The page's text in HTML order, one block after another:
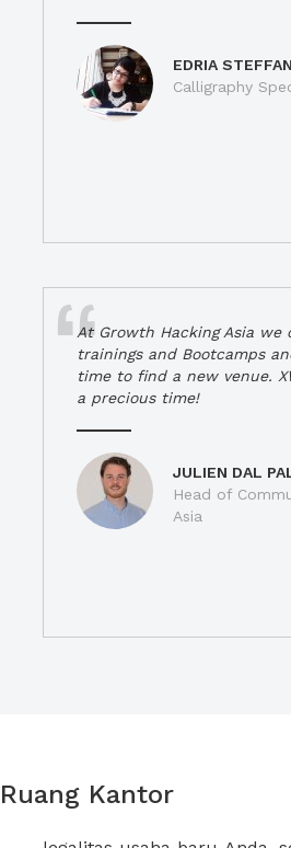
EDRIA
Calligraphy
At Growth Hacking Asia we
trainings and Bootcamps
time to find a new venue.
a precious time!
JULIEN DAL
Head of
Asia
Kantor